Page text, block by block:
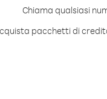
Chiama qualsiasi
pacchetti di